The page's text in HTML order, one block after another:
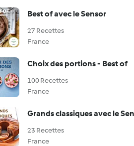
Best of avec le Sensor
27 Recettes
France
Choix des portions - Best of
100 Recettes
France
Grands classiques avec le
23 Recettes
France